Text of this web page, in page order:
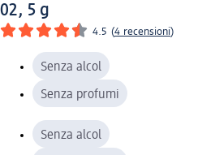
02, 5 g
4.5 (4 recensioni)
Senza alcol
Senza profumi
Senza alcol